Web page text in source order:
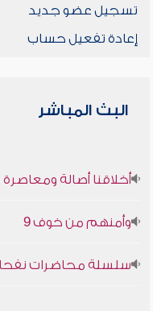
تسجيل عضو جديد
إعادة تفعيل حساب
البث المباشر
أخلاقنا أصالة ومعاصرة
وأمنهم من خوف 9
سلسلة محاضرات نفحات